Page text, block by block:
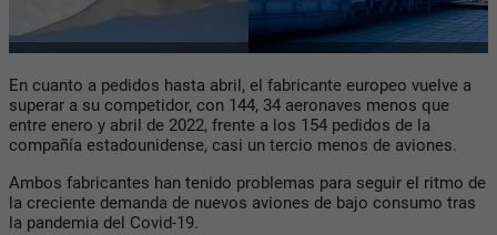
En cuanto a pedidos hasta abril, el fabricante europeo vuelve a
superar a su competidor, con 144, 34 aeronaves menos que
entre enero y abril de 2022, frente a los 154 pedidos de la
compañía estadounidense, casi un tercio menos de aviones.
Ambos fabricantes han tenido problemas para seguir el ritmo de
la creciente demanda de nuevos aviones de bajo consumo tras
la pandemia del Covid-19.